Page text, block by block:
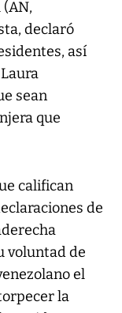
declaró
así
sean
que
califican
de
voluntad de
el
la